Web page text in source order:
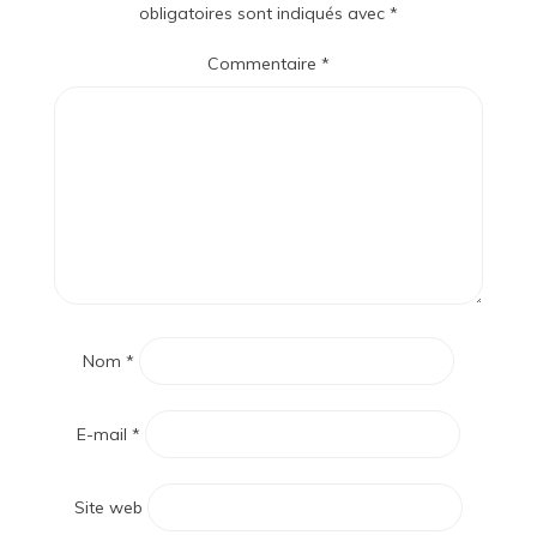
obligatoires sont indiqués avec *
Commentaire *
Nom *
E-mail *
Site web